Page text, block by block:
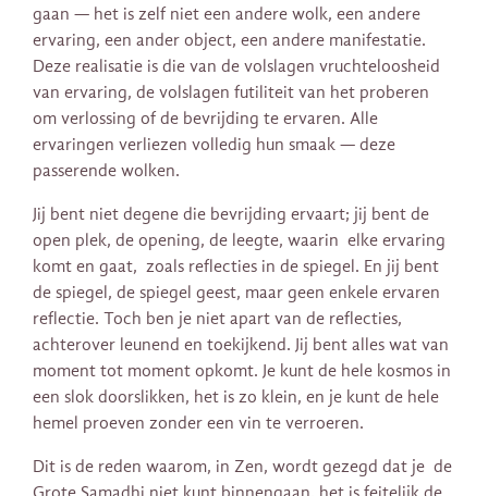
gaan — het is zelf niet een andere wolk, een andere
ervaring, een ander object, een andere manifestatie.
Deze realisatie is die van de volslagen vruchteloosheid
van ervaring, de volslagen futiliteit van het proberen
om verlossing of de bevrijding te ervaren. Alle
ervaringen verliezen volledig hun smaak — deze
passerende wolken.
Jij bent niet degene die bevrijding ervaart; jij bent de
open plek, de opening, de leegte, waarin elke ervaring
komt en gaat, zoals reflecties in de spiegel. En jij bent
de spiegel, de spiegel geest, maar geen enkele ervaren
reflectie. Toch ben je niet apart van de reflecties,
achterover leunend en toekijkend. Jij bent alles wat van
moment tot moment opkomt. Je kunt de hele kosmos in
een slok doorslikken, het is zo klein, en je kunt de hele
hemel proeven zonder een vin te verroeren.
Dit is de reden waarom, in Zen, wordt gezegd dat je de